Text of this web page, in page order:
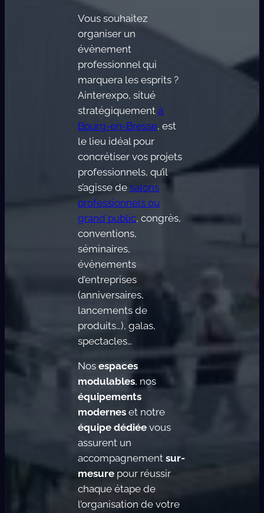
Vous souhaitez
organiser un
évènement
professionnel qui
marquera les esprits ?
Ainterexpo, situé
stratégiquementà
Bourg-en-Bresse, est
le lieu idéal pour
concrétiser vos projets
professionnels, qu’il
s’agisse desalons
professionnels ou
grand public, congrès,
conventions,
séminaires,
évènements
d’entreprises
(anniversaires,
lancements de
produits…), galas,
spectacles…
Nosespaces
modulables, nos
équipements
modernes et notre
équipe dédiée vous
assurent un
accompagnementsur-
mesure pour réussir
chaque étape de
l’organisation de votre